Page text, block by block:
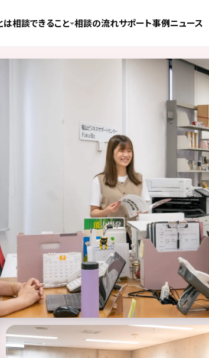
は相談できること 相談の流れサポート事例ニュース